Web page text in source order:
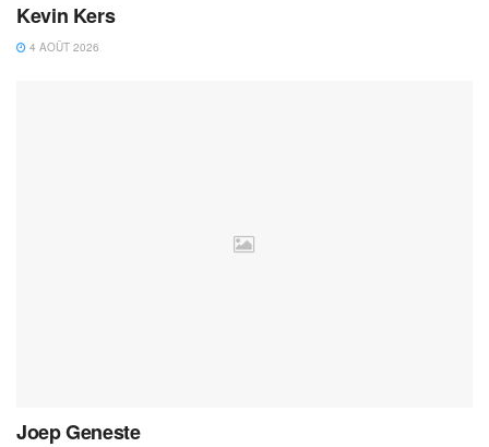
Kevin Kers
4 AOÛT 2026
Joep Geneste